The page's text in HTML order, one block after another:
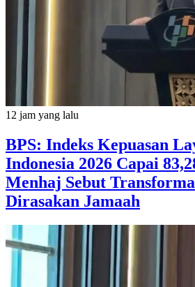
12 jam yang lalu
BPS: Indeks Kepuasan
Indonesia 2026 Capai
Menhaj Sebut
Dirasakan Jamaah